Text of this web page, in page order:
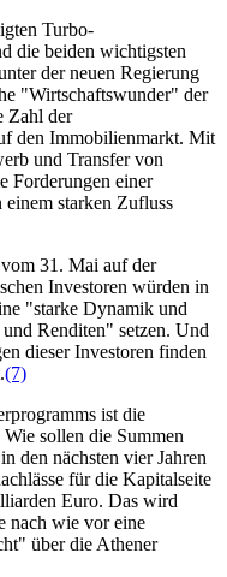
Turbo-
die beiden wichtigsten
der neuen Regierung
"Wirtschaftswunder" der
Zahl der
den Immobilienmarkt. Mit
und Transfer von
Forderungen einer
starken Zufluss
31. Mai auf der
Investoren würden in
"starke Dynamik und
Renditen" setzen. Und
dieser Investoren finden
(7)
ist die
sollen die Summen
den nächsten vier Jahren
für die Kapitalseite
Euro. Das wird
nach wie vor eine
über die Athener